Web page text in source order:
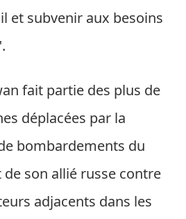
et subvenir aux besoins
fait partie des plus de
déplacées par la
bombardements du
son allié russe contre
adjacents dans les